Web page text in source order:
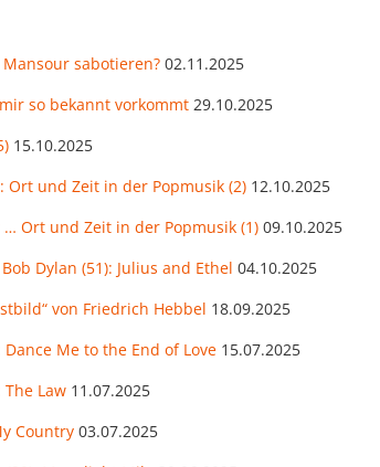
sabotieren? 02.11.2025
so bekannt vorkommt 29.10.2025
15.10.2025
Ort und Zeit in der Popmusik (2) 12.10.2025
Ort und Zeit in der Popmusik (1) 09.10.2025
Dylan (51): Julius and Ethel 04.10.2025
von Friedrich Hebbel 18.09.2025
Me to the End of Love 15.07.2025
The Law 11.07.2025
Country 03.07.2025